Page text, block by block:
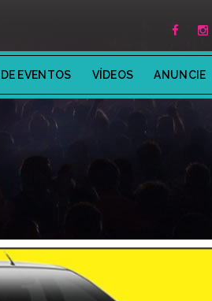
EVENTOS VÍDEOS ANUNCIE